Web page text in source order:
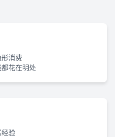
消费
花在明处
验